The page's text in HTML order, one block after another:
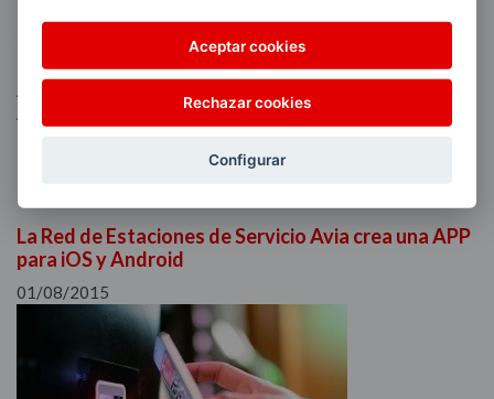
Interesante entrevista a Aitor Egurrola, Director General de
Avia, en los diarios Deia, Noticias de Gipuzkoa y Noticias de
Alava.
La Red de Estaciones de Servicio Avia crea una APP
para iOS y Android
01/08/2015
Aceptar cookies
Rechazar cookies
Configurar